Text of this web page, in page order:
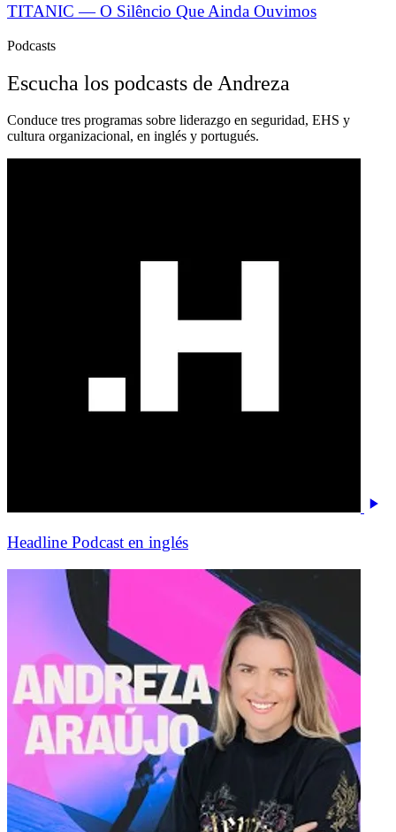
TITANIC — O Silêncio Que Ainda Ouvimos
Podcasts
Escucha los podcasts de Andreza
Conduce tres programas sobre liderazgo en seguridad, EHS y
cultura organizacional, en inglés y portugués.
Headline Podcast en inglés